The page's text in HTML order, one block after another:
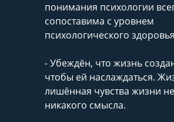
понимания психологии
сопоставима с уровнем
психологического
- Убеждён, что жизнь
чтобы ей наслаждаться.
лишённая чувства жизни
никакого смысла.